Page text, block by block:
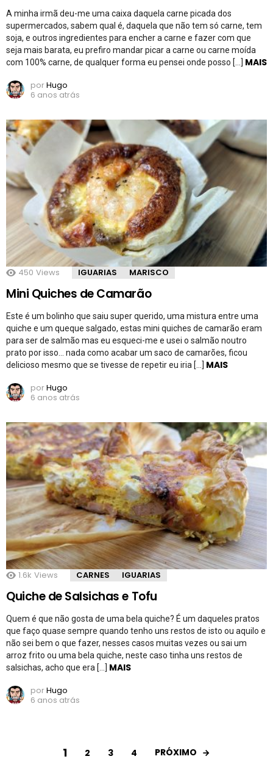
A minha irmã deu-me uma caixa daquela carne picada dos
supermercados, sabem qual é, daquela que não tem só carne, tem
soja, e outros ingredientes para encher a carne e fazer com que
seja mais barata, eu prefiro mandar picar a carne ou carne moída
com 100% carne, de qualquer forma eu pensei onde posso […] MAIS
porHugo
6 anos atrás
450 Views IGUARIAS MARISCO
Mini Quiches de Camarão
Este é um bolinho que saiu super querido, uma mistura entre uma
quiche e um queque salgado, estas mini quiches de camarão eram
para ser de salmão mas eu esqueci-me e usei o salmão noutro
prato por isso… nada como acabar um saco de camarões, ficou
delicioso mesmo que se tivesse de repetir eu iria […] MAIS
porHugo
6 anos atrás
1.6k Views CARNES IGUARIAS
Quiche de Salsichas e Tofu
Quem é que não gosta de uma bela quiche? É um daqueles pratos
que faço quase sempre quando tenho uns restos de isto ou aquilo e
não sei bem o que fazer, nesses casos muitas vezes ou sai um
arroz frito ou uma bela quiche, neste caso tinha uns restos de
salsichas, acho que era […] MAIS
porHugo
6 anos atrás
1 2 3 4 PRÓXIMO